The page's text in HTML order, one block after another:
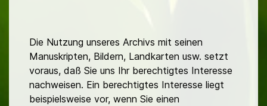
Die Nutzung unseres Archivs mit seinen
Manuskripten, Bildern, Landkarten usw. setzt
voraus, daß Sie uns Ihr berechtigtes Interesse
nachweisen. Ein berechtigtes Interesse liegt
beispielsweise vor, wenn Sie einen